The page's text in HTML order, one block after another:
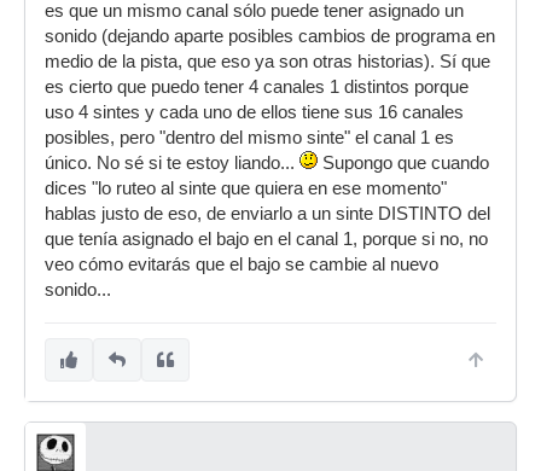
es que un mismo canal sólo puede tener asignado un
sonido (dejando aparte posibles cambios de programa en
medio de la pista, que eso ya son otras historias). Sí que
es cierto que puedo tener 4 canales 1 distintos porque
uso 4 sintes y cada uno de ellos tiene sus 16 canales
posibles, pero "dentro del mismo sinte" el canal 1 es
único. No sé si te estoy liando...
Supongo que cuando
dices "lo ruteo al sinte que quiera en ese momento"
hablas justo de eso, de enviarlo a un sinte DISTINTO del
que tenía asignado el bajo en el canal 1, porque si no, no
veo cómo evitarás que el bajo se cambie al nuevo
sonido...